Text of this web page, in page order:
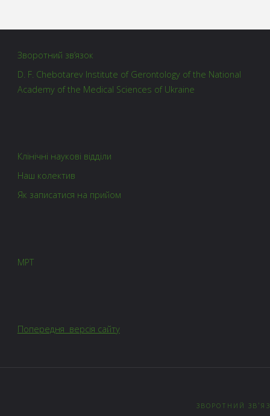
Зворотний зв’язок
D. F. Chebotarev Institute of Gerontology of the National
Academy of the Medical Sciences of Ukraine
Клінічні наукові відділи
Наш колектив
Як записатися на прийом
МРТ
Попередня версія сайту
ЗВОРОТНИЙ